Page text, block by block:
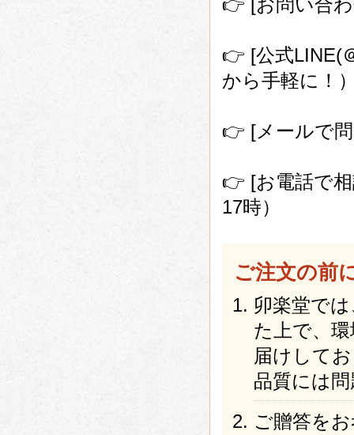
👉 [お問い合
👉 [公式LINE(
から手軽に！
👉 [メールで
👉 [お電話で
17時）
ご注文の前
卯楽堂で
た上で、
届けして
品質には
ご贈答を